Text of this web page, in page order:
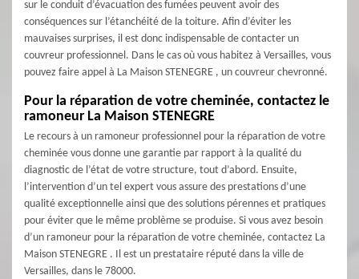
sur le conduit d’évacuation des fumées peuvent avoir des
conséquences sur l’étanchéité de la toiture. Afin d’éviter les
mauvaises surprises, il est donc indispensable de contacter un
couvreur professionnel. Dans le cas où vous habitez à Versailles, vous
pouvez faire appel à La Maison STENEGRE , un couvreur chevronné.
Pour la réparation de votre cheminée, contactez le
ramoneur La Maison STENEGRE
Le recours à un ramoneur professionnel pour la réparation de votre
cheminée vous donne une garantie par rapport à la qualité du
diagnostic de l’état de votre structure, tout d’abord. Ensuite,
l’intervention d’un tel expert vous assure des prestations d’une
qualité exceptionnelle ainsi que des solutions pérennes et pratiques
pour éviter que le même problème se produise. Si vous avez besoin
d’un ramoneur pour la réparation de votre cheminée, contactez La
Maison STENEGRE . Il est un prestataire réputé dans la ville de
Versailles, dans le 78000.